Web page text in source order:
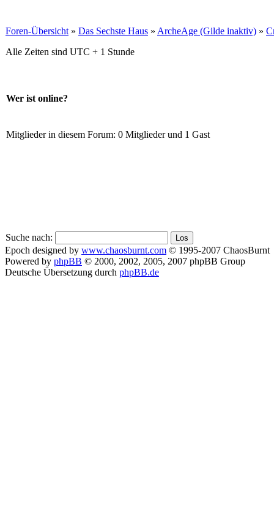
Foren-Übersicht » Das Sechste Haus » ArcheAge (Gilde inaktiv) »
Alle Zeiten sind UTC + 1 Stunde
Wer ist online?
Mitglieder in diesem Forum: 0 Mitglieder und 1 Gast
Suche nach:
Epoch designed by www.chaosburnt.com © 1995-2007 ChaosBurnt
Powered by phpBB © 2000, 2002, 2005, 2007 phpBB Group
Deutsche Übersetzung durch phpBB.de